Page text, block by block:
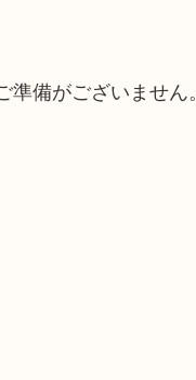
備がございません。